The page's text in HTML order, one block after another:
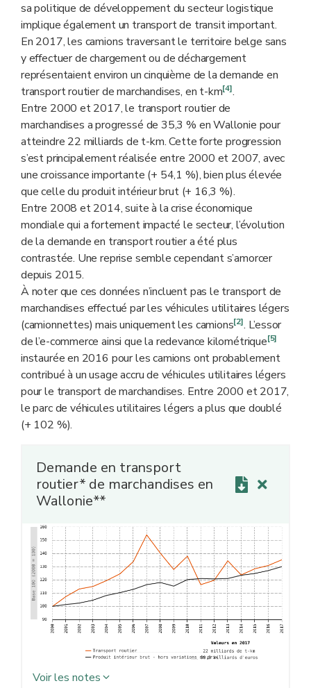
sa politique de développement du secteur logistique
implique également un transport de transit important.
En 2017, les camions traversant le territoire belge sans
y effectuer de chargement ou de déchargement
représentaient environ un cinquième de la demande en
transport routier de marchandises, en t-km[4].
Entre 2000 et 2017, le transport routier de
marchandises a progressé de 35,3 % en Wallonie pour
atteindre 22 milliards de t-km. Cette forte progression
s’est principalement réalisée entre 2000 et 2007, avec
une croissance importante (+ 54,1 %), bien plus élevée
que celle du produit intérieur brut (+ 16,3 %).
Entre 2008 et 2014, suite à la crise économique
mondiale qui a fortement impacté le secteur, l’évolution
de la demande en transport routier a été plus
contrastée. Une reprise semble cependant s’amorcer
depuis 2015.
À noter que ces données n’incluent pas le transport de
marchandises effectué par les véhicules utilitaires légers
(camionnettes) mais uniquement les camions[2]. L’essor
de l’e-commerce ainsi que la redevance kilométrique[5]
instaurée en 2016 pour les camions ont probablement
contribué à un usage accru de véhicules utilitaires légers
pour le transport de marchandises. Entre 2000 et 2017,
le parc de véhicules utilitaires légers a plus que doublé
(+ 102 %).
Demande en transport
routier* de marchandises en
Wallonie**
Voir les notes